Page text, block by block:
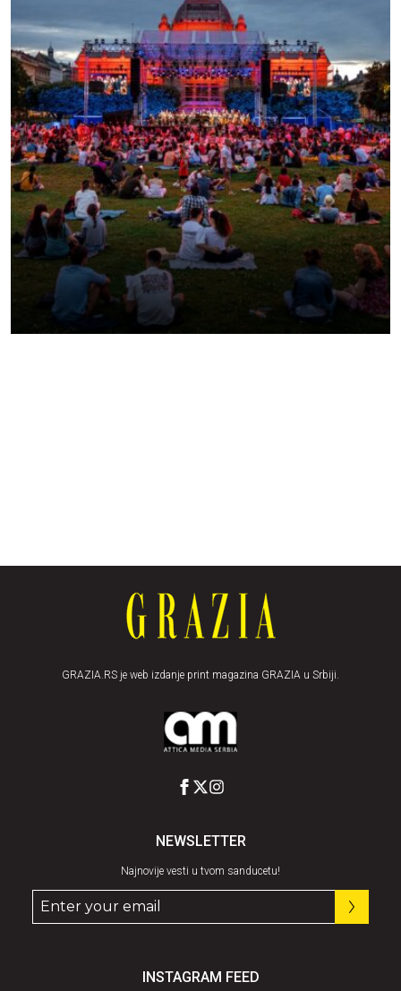
GRAZIA.RS je web izdanje print magazina GRAZIA u Srbiji.
NEWSLETTER
Najnovije vesti u tvom sanducetu!
INSTAGRAM FEED